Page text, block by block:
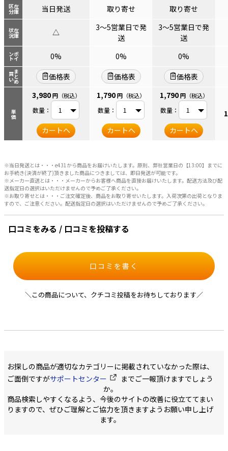
在庫
区分
在庫
状況
ポイ
ント
まとめ
買い
単価
当日発送
取り寄せ 取り寄せ
△
3～5営業日で発
送
3～5営業日で発
送
0%
0%
0%
価格表
価格表
価格表
3,980 円（税込）
数量：
カートへ
1,790円 （税込）
数量：
カートへ
1,790 円（税込）
数量：
カートへ
※当日発送とは・・・e431から商品をお届けいたします。原則、弊社営業日の【13:00】までに
お手続き(決済が終了)頂きました商品につきましては、即日発送が可能です。
※メーカー直送とは・・・メーカーからお客様へ商品を直接お届けいたします。配送方法及び配
送指定日の選択はいただけませんので予めご了承ください。
※お取り寄せとは・・・ご注文確定後、商品をお取り寄せいたします。入荷次第の出荷となりま
すので、ご注意ください。配送指定日の選択はいただけませんので予めご了承ください。
口コミをみる / 口コミを投稿する
口コミを書く
＼この商品について、クチコミ投稿をお待ちしております／
お探しの商品が適切なカテゴリーに掲載されていなかった際は、
ご面倒ですがサポートセンター
までご一報頂けますでしょう
か。
商品検索しやすくなるよう、今後のサイトの改善に役立ててまい
りますので、ぜひご理解とご協力を頂きますようお願い申し上げ
ます。